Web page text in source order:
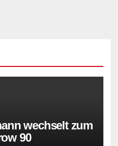
wechselt zum
90